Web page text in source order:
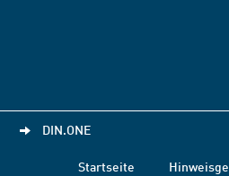
DIN.ONE
Startseite